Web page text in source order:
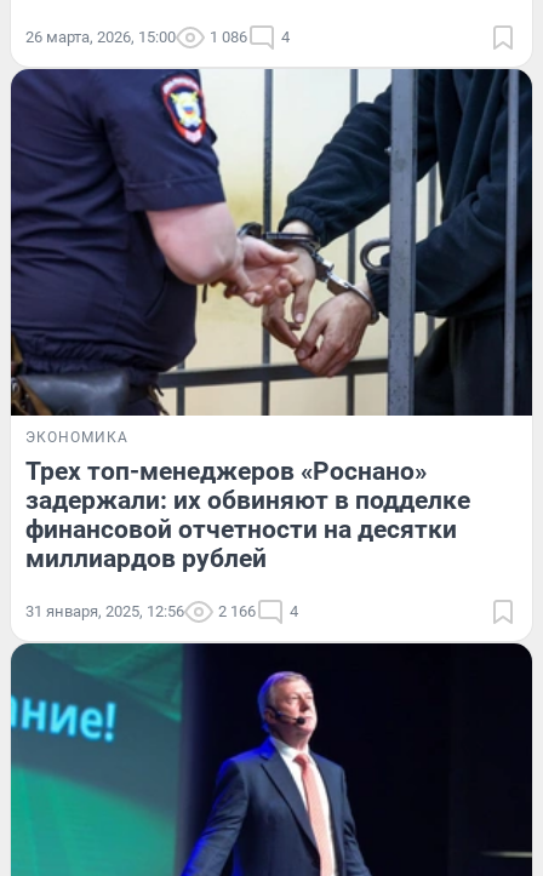
26 марта, 2026, 15:00 1 086 4
ЭКОНОМИКА
Трех топ-менеджеров «Роснано»
задержали: их обвиняют в подделке
финансовой отчетности на десятки
миллиардов рублей
31 января, 2025, 12:56 2 166 4